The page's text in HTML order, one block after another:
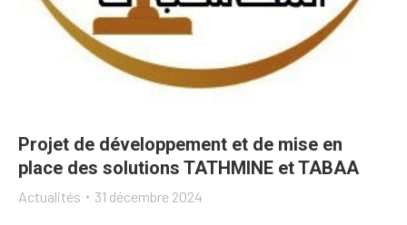
Projet de développement et de mise en
place des solutions TATHMINE et TABAA
Actualités 31 décembre 2024